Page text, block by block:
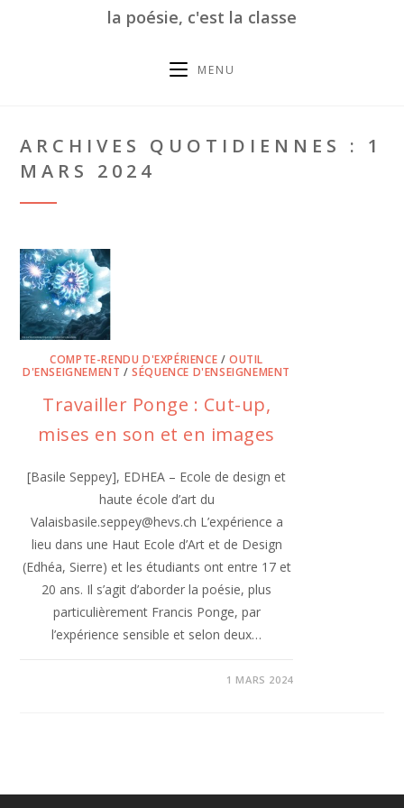
la poésie, c'est la classe
MENU
ARCHIVES QUOTIDIENNES : 1
MARS 2024
COMPTE-RENDU D'EXPÉRIENCE /OUTIL
D'ENSEIGNEMENT /SÉQUENCE D'ENSEIGNEMENT
Travailler Ponge : Cut-up,
mises en son et en images
[Basile Seppey], EDHEA – Ecole de design et
haute école d’art du
Valaisbasile.seppey@hevs.ch L’expérience a
lieu dans une Haut Ecole d’Art et de Design
(Edhéa, Sierre) et les étudiants ont entre 17 et
20 ans. Il s’agit d’aborder la poésie, plus
particulièrement Francis Ponge, par
l’expérience sensible et selon deux…
1 MARS 2024